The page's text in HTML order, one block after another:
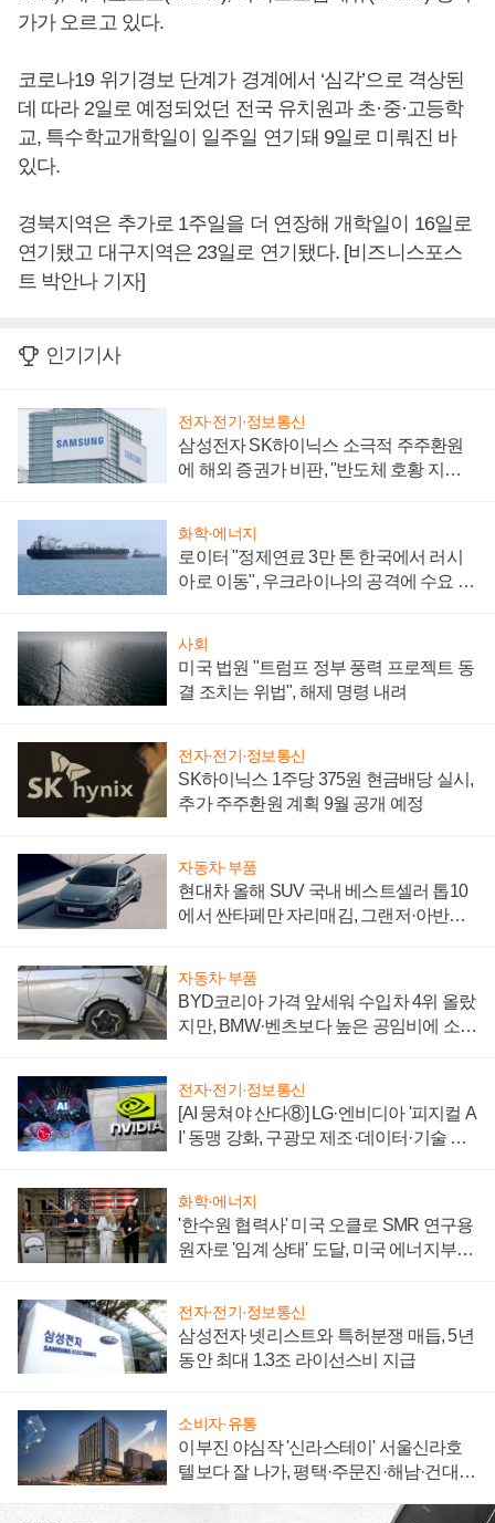
가가 오르고 있다.
코로나19 위기경보 단계가 경계에서 ‘심각’으로 격상된
데 따라 2일로 예정되었던 전국 유치원과 초·중·고등학
교, 특수학교개학일이 일주일 연기돼 9일로 미뤄진 바
있다.
경북지역은 추가로 1주일을 더 연장해 개학일이 16일로
연기됐고 대구지역은 23일로 연기됐다. [비즈니스포스
트 박안나 기자]
인기기사
전자·전기·정보통신
삼성전자 SK하이닉스 소극적 주주환원
에 해외 증권가 비판, "반도체 호황 지속
화학·에너지
로이터 "정제연료 3만 톤 한국에서 러시
아로 이동", 우크라이나의 공격에 수요 늘
사회
미국 법원 "트럼프 정부 풍력 프로젝트 동
결 조치는 위법", 해제 명령 내려
전자·전기·정보통신
SK하이닉스 1주당 375원 현금배당 실시,
추가 주주환원 계획 9월 공개 예정
자동차·부품
현대차 올해 SUV 국내 베스트셀러 톱10
에서 싼타페만 자리매김, 그랜저·아반떼
자동차·부품
BYD코리아 가격 앞세워 수입차 4위 올랐
지만, BMW·벤츠보다 높은 공임비에 소비
전자·전기·정보통신
[AI 뭉쳐야 산다⑧] LG·엔비디아 '피지컬 A
I' 동맹 강화, 구광모 제조·데이터·기술 결
화학·에너지
'한수원 협력사' 미국 오클로 SMR 연구용
원자로 '임계 상태' 도달, 미국 에너지부
전자·전기·정보통신
삼성전자 넷리스트와 특허분쟁 매듭, 5년
동안 최대 1.3조 라이선스비 지급
소비자·유통
이부진 야심작 '신라스테이' 서울신라호
텔보다 잘 나가, 평택·주문진·해남·건대로